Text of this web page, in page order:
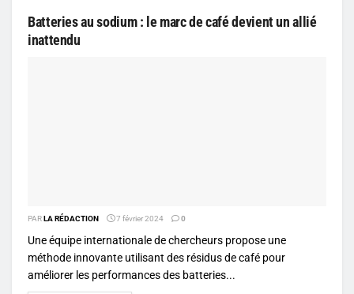
Batteries au sodium : le marc de café devient un allié
inattendu
PARLA RÉDACTION 7 février 2024 0
Une équipe internationale de chercheurs propose une
méthode innovante utilisant des résidus de café pour
améliorer les performances des batteries...